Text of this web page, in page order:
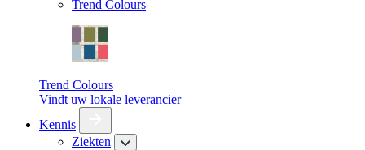
Trend Colours
Trend Colours
Vindt uw lokale leverancier
Kennis
Ziekten